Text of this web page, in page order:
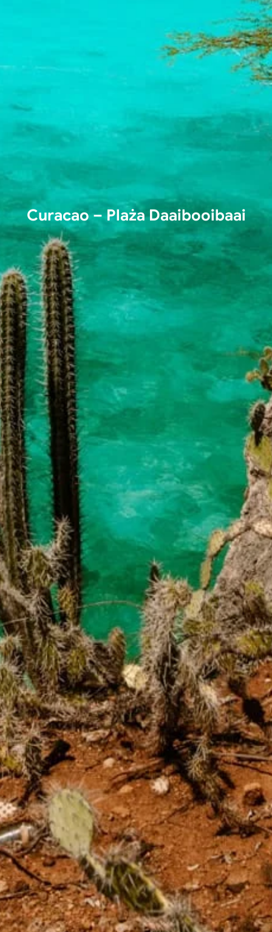
Curacao – Plaża Daaibooibaai